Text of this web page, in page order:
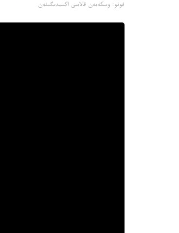
فوتو: وسكەمەن قالاسى اكىمدىگىنەن